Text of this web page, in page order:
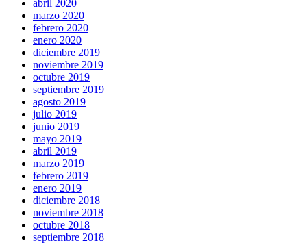
abril 2020
marzo 2020
febrero 2020
enero 2020
diciembre 2019
noviembre 2019
octubre 2019
septiembre 2019
agosto 2019
julio 2019
junio 2019
mayo 2019
abril 2019
marzo 2019
febrero 2019
enero 2019
diciembre 2018
noviembre 2018
octubre 2018
septiembre 2018